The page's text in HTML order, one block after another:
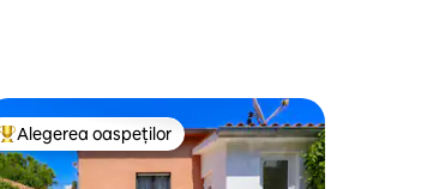
Locuință din topul categoriei Alegerea oaspeților
Alegerea oaspeților